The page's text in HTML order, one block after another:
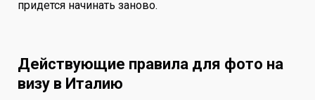
придется начинать заново.
Действующие правила для фото на
визу в Италию